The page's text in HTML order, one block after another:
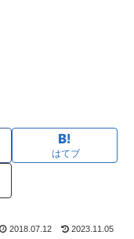
はてブ
2018.07.12 2023.11.05